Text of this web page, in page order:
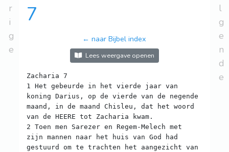
r
i
g
e
7
← naar Bijbel index
Lees weergave openen
Zacharia 7
1 Het gebeurde in het vierde jaar van
koning Darius, op de vierde van de negende
maand, in de maand Chisleu, dat het woord
van de HEERE tot Zacharia kwam.
2 Toen men Sarezer en Regem-Melech met
zijn mannen naar het huis van God had
gestuurd om te trachten het aangezicht van
l
g
e
n
d
e